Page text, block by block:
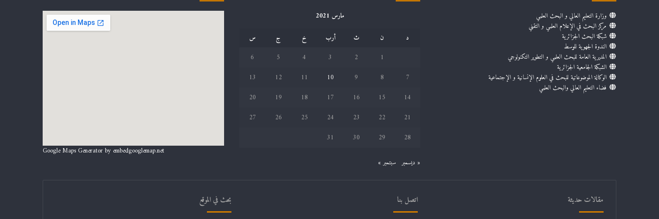
وزارة التعليم العالي و البحث العلمي
مركز البحث في الإعلام العلمي و التقني
شبكة البحث الجزائرية
الندوة الجهوية للوسط
المديرية العامة للبحث العلمي و التطوير التكنولوجي
الشبكة الجامعية الجزائرية
الوكالة الموضوعاتية للبحث في العلوم الإنسانية و الإجتماعية
فضاء التعليم العالي والبحث العلمي
مارس 2021
د
ن ث أرب خ ج
س
1
2
3
4
5
6
7
8
9
10
11
12
13
14
15
16
17
18
19
20
21
22
23
24
25
26
27
28
29
30
31
« ديسمبر سبتمبر »
Google Maps Generator by embedgooglemap.net
مقالات حديثة اتصل بنا بحث في الموقع